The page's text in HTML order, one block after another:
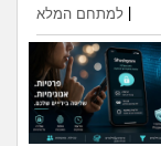
עליי
על הגוף
וכלכלה
למתחם המלא
הוספת טיפ